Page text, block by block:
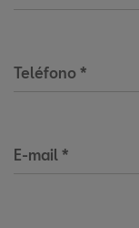
Teléfono *
E-mail *